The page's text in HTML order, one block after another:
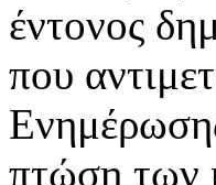
έντονος
που
πτώση των